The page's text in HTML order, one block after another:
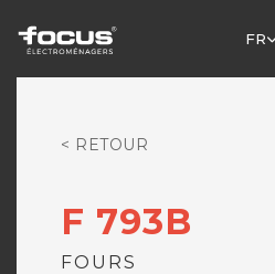
FR
< RETOUR
F 793B
FOURS